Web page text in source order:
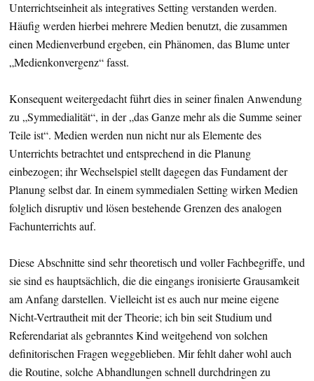
Unterrichtseinheit als integratives Setting verstanden werden.
Häufig werden hierbei mehrere Medien benutzt, die zusammen
einen Medienverbund ergeben, ein Phänomen, das Blume unter
„Medienkonvergenz“ fasst.
Konsequent weitergedacht führt dies in seiner finalen Anwendung
zu „Symmedialität“, in der „das Ganze mehr als die Summe seiner
Teile ist“. Medien werden nun nicht nur als Elemente des
Unterrichts betrachtet und entsprechend in die Planung
einbezogen; ihr Wechselspiel stellt dagegen das Fundament der
Planung selbst dar. In einem symmedialen Setting wirken Medien
folglich disruptiv und lösen bestehende Grenzen des analogen
Fachunterrichts auf.
Diese Abschnitte sind sehr theoretisch und voller Fachbegriffe, und
sie sind es hauptsächlich, die die eingangs ironisierte Grausamkeit
am Anfang darstellen. Vielleicht ist es auch nur meine eigene
Nicht-Vertrautheit mit der Theorie; ich bin seit Studium und
Referendariat als gebranntes Kind weitgehend von solchen
definitorischen Fragen weggeblieben. Mir fehlt daher wohl auch
die Routine, solche Abhandlungen schnell durchdringen zu